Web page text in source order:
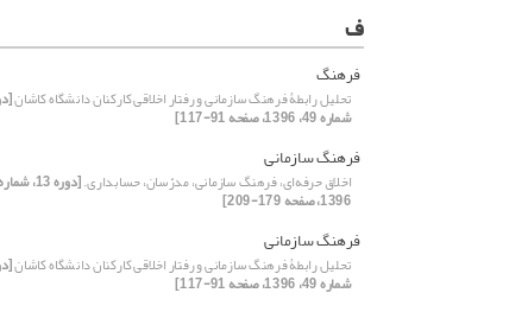
ف
فرهنگ
تحلیل رابطۀ فرهنگ سازمانی و رفتار اخلاقی کارکنان دانشگاه کاشان
شماره 49، 1396، صفحه 91-117]
فرهنگ سازمانی
اخلاق حرفه‌‌‌‌‌ای، فرهنگ سازمانی، مدرّسان، حسابداری.
1396، صفحه 179-209]
فرهنگ سازمانی
تحلیل رابطۀ فرهنگ سازمانی و رفتار اخلاقی کارکنان دانشگاه کاشان
شماره 49، 1396، صفحه 91-117]